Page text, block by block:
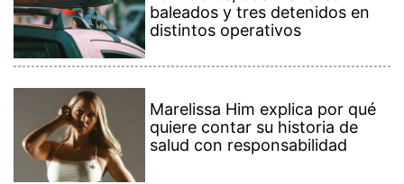
baleados y tres detenidos en
distintos operativos
Marelissa Him explica por qué
quiere contar su historia de
salud con responsabilidad